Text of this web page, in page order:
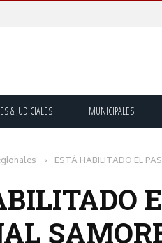
& JUDICIALES MUNICIPALES
› ESTÁ HABILITADO EL